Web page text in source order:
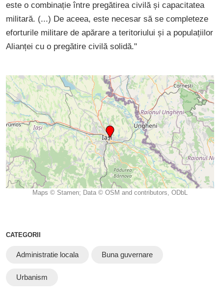
este o combinație între pregătirea civilă și capacitatea
militară. (...) De aceea, este necesar să se completeze
eforturile militare de apărare a teritoriului și a populațiilor
Alianței cu o pregătire civilă solidă."
Maps © Stamen; Data © OSM and contributors, ODbL
CATEGORII
Administratie locala Buna guvernare
Urbanism